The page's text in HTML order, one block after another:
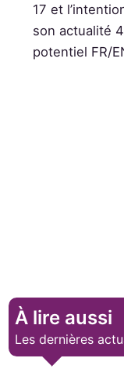
17 et
son actualité
potentiel FR/
À lire aussi
Les dernières